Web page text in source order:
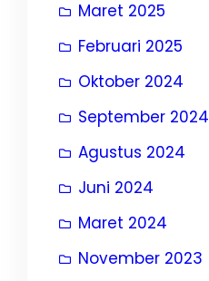
Maret 2025
Februari 2025
Oktober 2024
September 2024
Agustus 2024
Juni 2024
Maret 2024
November 2023